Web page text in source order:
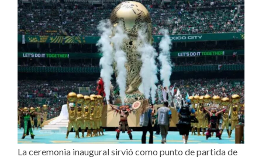
La ceremonia inaugural sirvió como punto de partida de